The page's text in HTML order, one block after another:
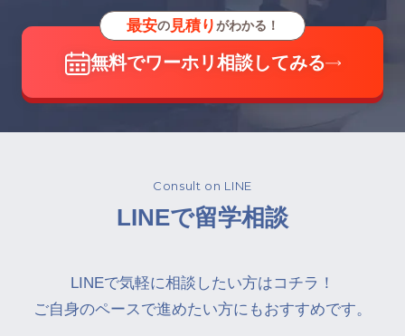
最安の見積りがわかる！
無料でワーホリ相談してみる
Consult on LINE
LINEで留学相談
LINEで気軽に相談したい方はコチラ！
ご自身のペースで進めたい方にもおすすめです。